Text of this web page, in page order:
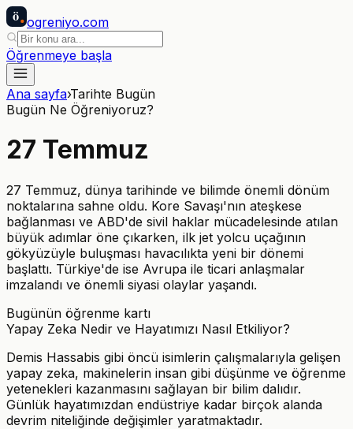
ö ogreniyo.com
Öğrenmeye başla
Ana sayfa›Tarihte Bugün
Bugün Ne Öğreniyoruz?
27 Temmuz
27 Temmuz, dünya tarihinde ve bilimde önemli dönüm
noktalarına sahne oldu. Kore Savaşı'nın ateşkese
bağlanması ve ABD'de sivil haklar mücadelesinde atılan
büyük adımlar öne çıkarken, ilk jet yolcu uçağının
gökyüzüyle buluşması havacılıkta yeni bir dönemi
başlattı. Türkiye'de ise Avrupa ile ticari anlaşmalar
imzalandı ve önemli siyasi olaylar yaşandı.
Bugünün öğrenme kartı
Yapay Zeka Nedir ve Hayatımızı Nasıl Etkiliyor?
Demis Hassabis gibi öncü isimlerin çalışmalarıyla gelişen
yapay zeka, makinelerin insan gibi düşünme ve öğrenme
yetenekleri kazanmasını sağlayan bir bilim dalıdır.
Günlük hayatımızdan endüstriye kadar birçok alanda
devrim niteliğinde değişimler yaratmaktadır.